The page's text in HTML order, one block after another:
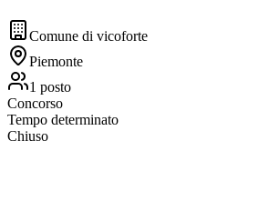
Comune di vicoforte
Piemonte
1 posto
Concorso
Tempo determinato
Chiuso